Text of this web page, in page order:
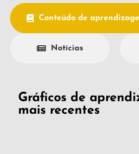
Conteúdo de
Notícias
Gráficos de
mais recentes